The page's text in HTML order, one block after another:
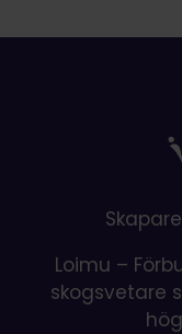
Loimu –
skogsvetare